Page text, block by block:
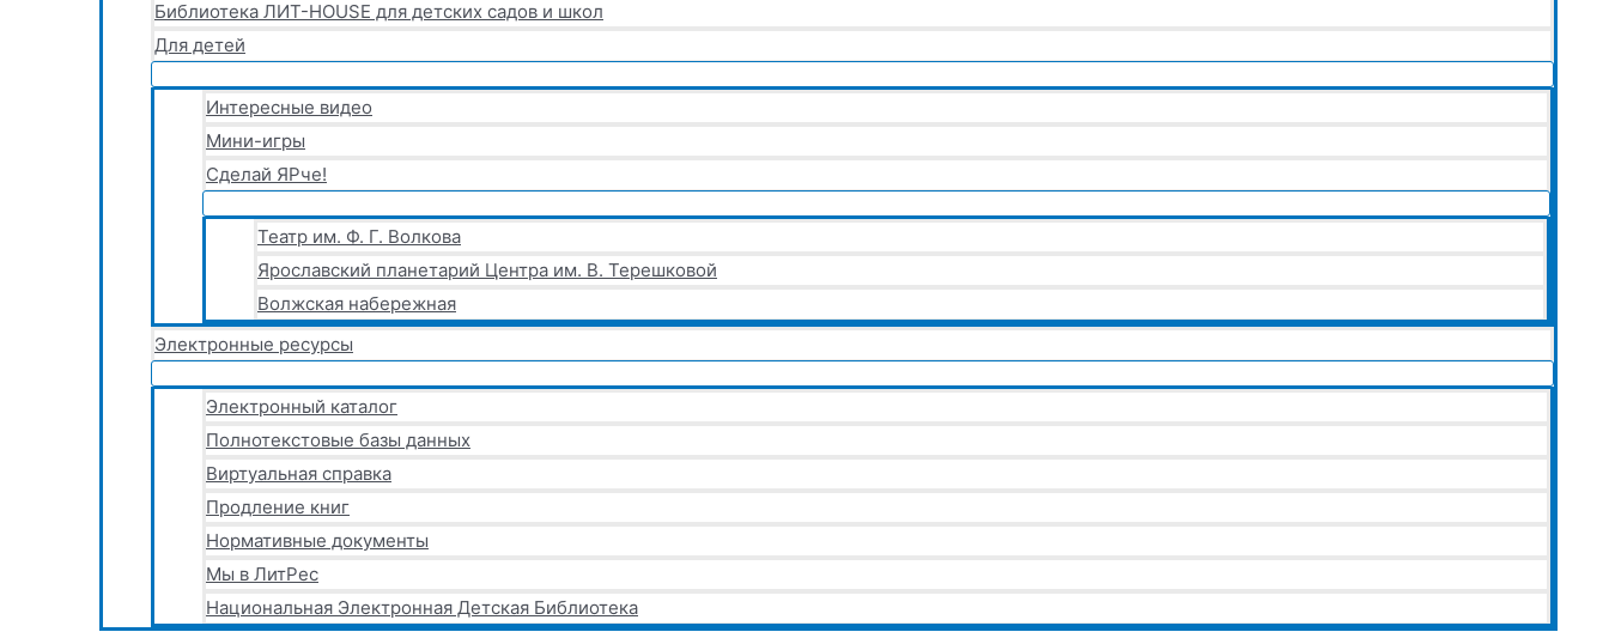
Библиотека ЛИТ-HOUSE для детских садов и школ
Для детей
Интересные видео
Мини-игры
Сделай ЯРче!
Театр им. Ф. Г. Волкова
Ярославский планетарий Центра им. В. Терешковой
Волжская набережная
Электронные ресурсы
Электронный каталог
Полнотекстовые базы данных
Виртуальная справка
Продление книг
Нормативные документы
Мы в ЛитРес
Национальная Электронная Детская Библиотека